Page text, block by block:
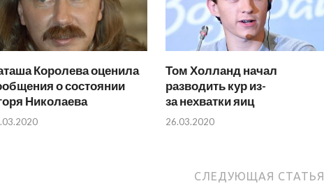
Королева оценила
о состоянии
Николаева
Том Холланд начал
разводить кур из-
за нехватки яиц
26.03.2020
СЛЕДУЮЩАЯ СТАТЬЯ